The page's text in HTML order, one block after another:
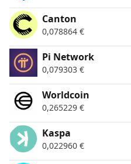
Canton
0,078864 €
Pi Network
0,079303 €
Worldcoin
0,265229 €
Kaspa
0,022960 €